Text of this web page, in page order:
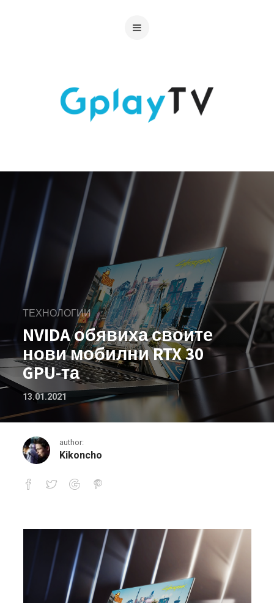
ТЕХНОЛОГИИ
NVIDA обявиха своите
нови мобилни RTX 30
GPU-та
13.01.2021
author:
Kikoncho
NVIDA обявиха своите нови